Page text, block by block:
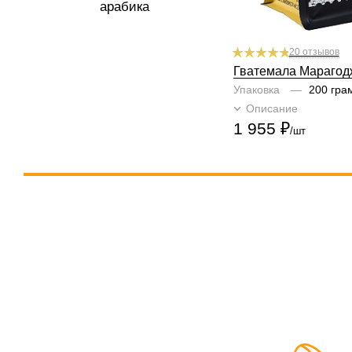
арабика
20 отзывов
Гватемала
Упаковка —
200
Описание
1 955 ₽/шт